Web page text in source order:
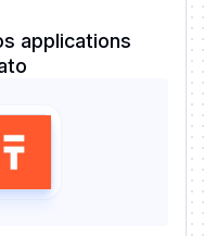
applications